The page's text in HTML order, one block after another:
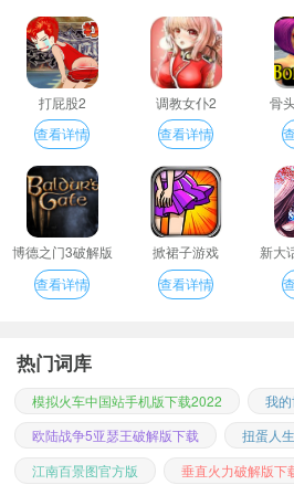
打屁股2
查看详情
调教女仆2
查看详情
骨
博德之门3破解版
查看详情
掀裙子游戏
查看详情
新大
热门词库
模拟火车中国站手机版下载2022
我
欧陆战争5亚瑟王破解版下载
扭蛋人
江南百景图官方版
垂直火力破解版下